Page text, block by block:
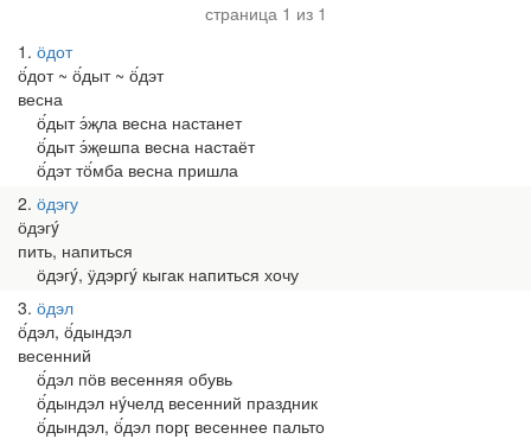
страница 1 из 1
1 ӧдот
ӧ́дот ~ ӧ́дыт ~ ӧ́дэт
весна
ӧ́дыт э́җла весна настанет
ӧ́дыт э́җешпа весна настаёт
ӧ́дэт тӧ́мба весна пришла
2 ӧдэгу
ӧдэгý
пить, напиться
ӧдэгý, ӱдэргý кыгак напиться хочу
3 ӧдэл
ӧ́дэл, ӧ́дындэл
весенний
ӧ́дэл пӧв весенняя обувь
ӧ́дындэл нýчелд весенний праздник
ӧ́дындэл, ӧ́дэл порӷ весеннее пальто